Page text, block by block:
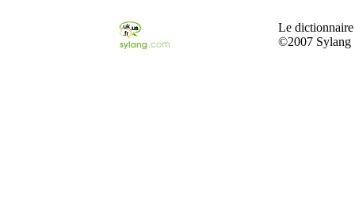
Le
©2007 Sylang